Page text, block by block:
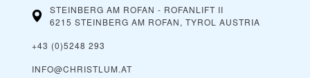
STEINBERG AM ROFAN - ROFANLIFT II
6215 STEINBERG AM ROFAN, TYROL AUSTRIA
+43 (0)5248 293
INFO@CHRISTLUM.AT